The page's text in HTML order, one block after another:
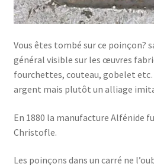
Vous êtes tombé sur ce poinçon?
général visible sur les œuvres
fourchettes, couteau, gobelet
argent mais plutôt un alliage
En 1880 la manufacture Alfénide
Christofle.
Les poinçons dans un carré ne